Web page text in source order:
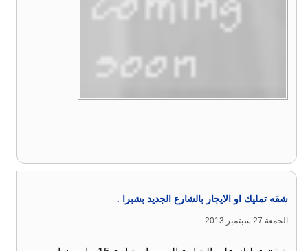
شقه تمليك او الايجار بالشارع الجديد بشبرا .
الجمعة 27 سبتمبر 2013